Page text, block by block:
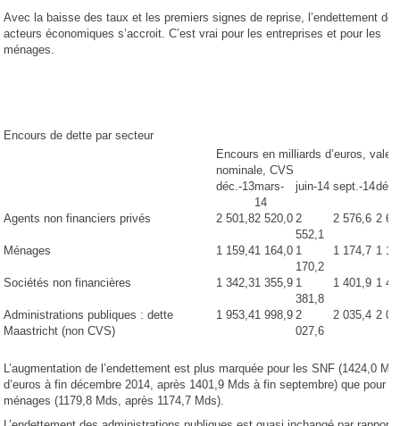
Avec la baisse des taux et les premiers signes de reprise, l’endettement des
acteurs économiques s’accroit. C’est vrai pour les entreprises et pour les
ménages.
Encours de dette par secteur
Encours en milliards d’euros,
nominale, CVS
déc.-13mars-
14
juin-14 sept.-14
Agents non financiers privés 2 501,82 520,0 2
552,1
2 576,6 2
Ménages 1 159,41 164,0 1
170,2
1 174,7 1
Sociétés non financières 1 342,31 355,9 1
381,8
1 401,9 1
Administrations publiques : dette
Maastricht (non CVS)
1 953,41 998,9 2
027,6
2 035,4 2
L’augmentation de l’endettement est plus marquée pour les SNF (1424,0
d’euros à fin décembre 2014, après 1401,9 Mds à fin septembre) que pour
ménages (1179,8 Mds, après 1174,7 Mds).